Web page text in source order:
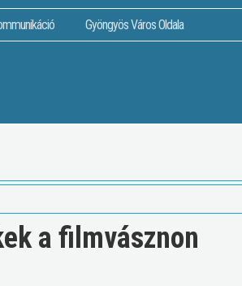
Gyöngyös Város Oldala
a filmvásznon